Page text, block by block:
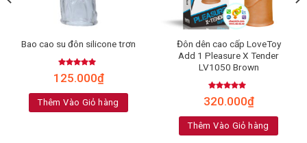
Bao cao su đôn silicone trơn
Rated4.90
out of 5
125.000₫
Thêm Vào Giỏ hàng
Đôn dên cao cấp LoveToy
Add 1 Pleasure X Tender
LV1050 Brown
Rated5.00
out of 5
320.000₫
Thêm Vào Giỏ hàng